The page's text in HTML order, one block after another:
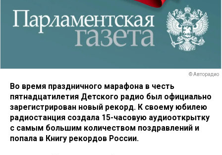
© Авторадио
Во время праздничного марафона в честь
пятнадцатилетия Детского радио был официально
зарегистрирован новый рекорд. К своему юбилею
радиостанция создала 15-часовую аудиооткрытку
с самым большим количеством поздравлений и
попала в Книгу рекордов России.